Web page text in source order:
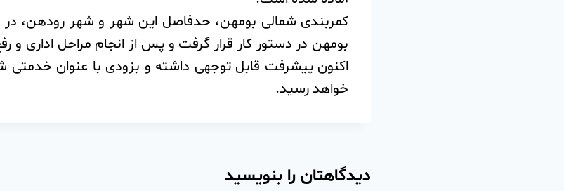
بومهن در دستور کار قرار گرفت و پس از انجام مراحل اداری و
اکنون پیشرفت قابل توجهی داشته و بزودی با عنوان خدمتی
خواهد رسید.
دیدگاهتان را بنویسید